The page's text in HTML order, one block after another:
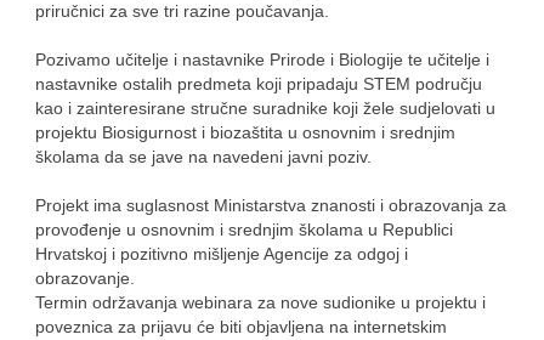
priručnici za sve tri razine poučavanja.
Pozivamo učitelje i nastavnike Prirode i Biologije te učitelje i
nastavnike ostalih predmeta koji pripadaju STEM području
kao i zainteresirane stručne suradnike koji žele sudjelovati u
projektu Biosigurnost i biozaštita u osnovnim i srednjim
školama da se jave na navedeni javni poziv.
Projekt ima suglasnost Ministarstva znanosti i obrazovanja za
provođenje u osnovnim i srednjim školama u Republici
Hrvatskoj i pozitivno mišljenje Agencije za odgoj i
obrazovanje.
Termin održavanja webinara za nove sudionike u projektu i
poveznica za prijavu će biti objavljena na internetskim